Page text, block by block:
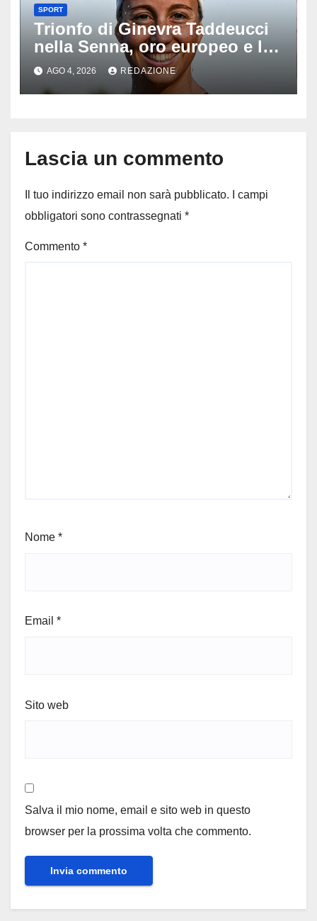
SPORT
Trionfo di Ginevra Taddeucci
nella Senna, oro europeo e la
stoccata sul fiume di Parigi:
‘Era bella zozza’
AGO 4, 2026 REDAZIONE
Lascia un commento
Il tuo indirizzo email non sarà pubblicato.
I campi
obbligatori sono contrassegnati *
Commento *
Nome *
Email *
Sito web
Salva il mio nome, email e sito web in questo
browser per la prossima volta che commento.